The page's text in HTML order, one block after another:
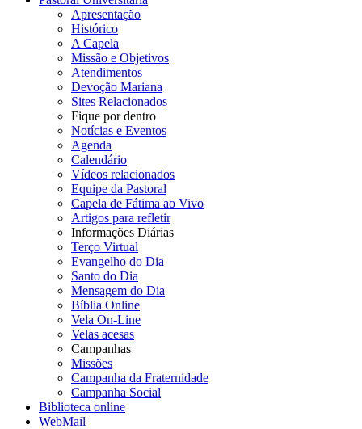
Apresentação
Histórico
A Capela
Missão e Objetivos
Atendimentos
Devoção Mariana
Sites Relacionados
Fique por dentro
Notícias e Eventos
Agenda
Calendário
Vídeos relacionados
Equipe da Pastoral
Capela de Fátima ao Vivo
Artigos para refletir
Informações Diárias
Terço Virtual
Evangelho do Dia
Santo do Dia
Mensagem do Dia
Bíblia Online
Vela On-Line
Velas acesas
Campanhas
Missões
Campanha da Fraternidade
Campanha Social
Biblioteca online
WebMail